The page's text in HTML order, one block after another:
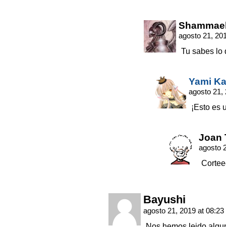
agosto 21,
Tu sabes lo
Yami
agosto 21,
¡Esto es
Joan
agosto
Bayushi
agosto 21, 2019 at 08:23